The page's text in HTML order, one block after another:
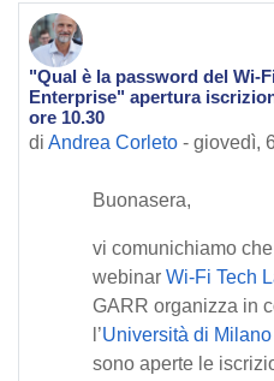
"Qual è la password del Wi-
Enterprise" apertura
ore 10.30
di Andrea Corleto - giovedì,
Numero di risposte: 0
Buonasera,
vi comunichiamo
webinar Wi-Fi Tech
GARR organizza in
l’Università di Milano
sono aperte le